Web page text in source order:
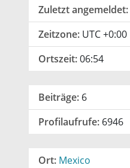
Zuletzt angemeldet:
Zeitzone: UTC +0:00
Ortszeit:06:54
Beiträge: 6
Profilaufrufe: 6946
Ort: Mexico